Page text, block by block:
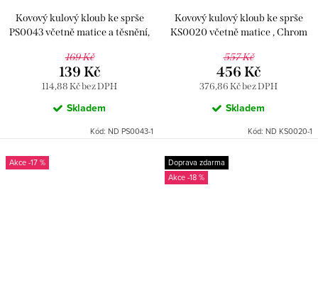
Kovový kulový kloub ke sprše
PS0043 včetně matice a těsnění,
169 Kč
114,88 Kč bez DPH
139 Kč
Skladem
Kód: ND PS0043-1
Kovový kulový kloub ke sprše
KS0020 včetně matice , Chrom
557 Kč
376,86 Kč bez DPH
456 Kč
Skladem
Kód: ND KS0020-1
-17 %
Doprava zdarma
-18 %